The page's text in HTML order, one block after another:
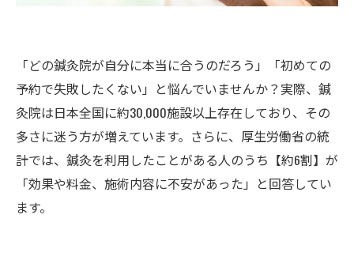
「どの鍼灸院が自分に本当に合うのだろう」「初めての
予約で失敗したくない」と悩んでいませんか？実際、鍼
灸院は日本全国に約30,000施設以上存在しており、その
多さに迷う方が増えています。さらに、厚生労働省の統
計では、鍼灸を利用したことがある人のうち【約6割】が
「効果や料金、施術内容に不安があった」と回答してい
ます。